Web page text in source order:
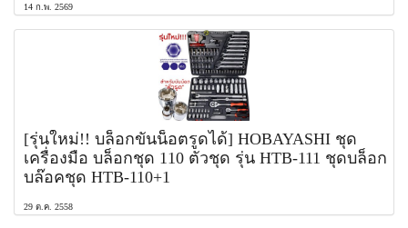
14 ก.พ. 2569
[รุ่นใหม่!! บล็อกขันน็อตรูดได้] HOBAYASHI ชุด
เครื่องมือ บล็อกชุด 110 ตัวชุด รุ่น HTB-111 ชุดบล็อก
บล๊อคชุด HTB-110+1
29 ต.ค. 2558